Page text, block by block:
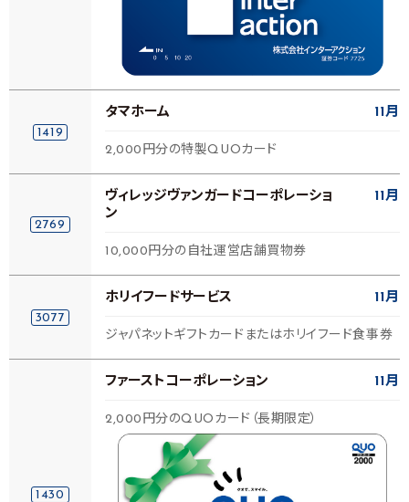
1419
タマホーム 11月
2,000円分の特製QUOカード
2769
ヴィレッジヴァンガードコーポレーショ
ン
11月
10,000円分の自社運営店舗買物券
3077
ホリイフードサービス 11月
ジャパネットギフトカードまたはホリイフード食事券
1430
ファーストコーポレーション 11月
2,000円分のQUOカード（長期限定）